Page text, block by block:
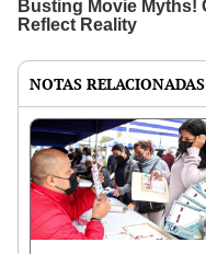
NOTAS RELACIONADAS